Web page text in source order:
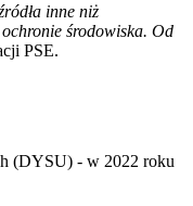
inne niż
środowiska. Od
PSE.
(DYSU) - w 2022 roku